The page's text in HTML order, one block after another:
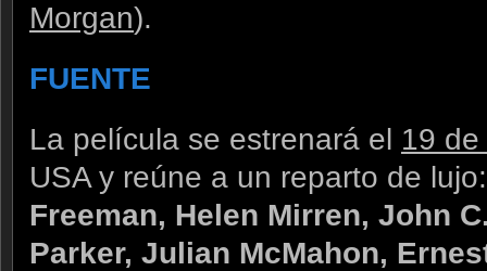
Morgan).
FUENTE
La película se estrenará el 19
USA y reúne a un reparto de
Freeman, Helen Mirren, John
Parker, Julian McMahon,